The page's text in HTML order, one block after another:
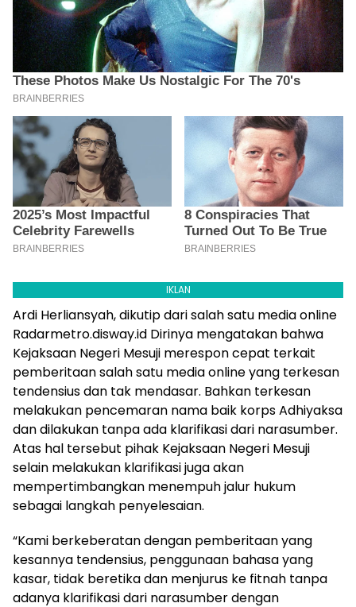
IKLAN
Ardi Herliansyah, dikutip dari salah satu media online
Radarmetro.disway.id Dirinya mengatakan bahwa
Kejaksaan Negeri Mesuji merespon cepat terkait
pemberitaan salah satu media online yang terkesan
tendensius dan tak mendasar. Bahkan terkesan
melakukan pencemaran nama baik korps Adhiyaksa
dan dilakukan tanpa ada klarifikasi dari narasumber.
Atas hal tersebut pihak Kejaksaan Negeri Mesuji
selain melakukan klarifikasi juga akan
mempertimbangkan menempuh jalur hukum
sebagai langkah penyelesaian.
“Kami berkeberatan dengan pemberitaan yang
kesannya tendensius, penggunaan bahasa yang
kasar, tidak beretika dan menjurus ke fitnah tanpa
adanya klarifikasi dari narasumber dengan